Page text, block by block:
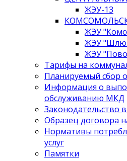
ЖЭУ-13
ЖЭУ
ЖЭУ
ЖЭУ
Тарифы на
Планируемый сбор
Информация о
обслуживанию МКД
Законодательство
Образец договора
Нормативы
услуг
Памятки